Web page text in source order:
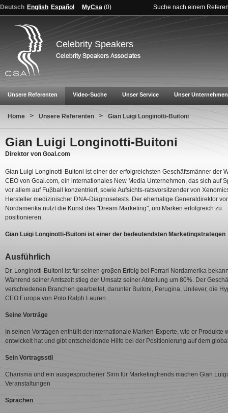
Deutsch English Español MyCsa (0) Suche nach einem
Celebrity Speakers
Unsere Referenten Video-Suche Unser Service Unser Unternehmen
Home > Unsere Referenten > Gian Luigi Longinotti-Buitoni
Gian Luigi Longinotti-Buitoni
Direktor von Goal.com
Gian Luigi Longinotti-Buitoni ist einer der erfolgreichsten Geschäftsmänner der
CEO von Goal.com, ein internationales New Media Unternehmen, das sich auf
vor allem auf Fuβball konzentriert, sowie Aufsichts-ratsvorsitzender von
Hersteller medizinischer DNA-Diagnosetests. Der ehemalige Generaldirektor
Nordamerika nutzt die Kunst des "Dream Marketing", um Marken erfolgreich zu
positionieren.
Gian Luigi Longinotti-Buitoni ist einer der bedeutendsten Marketingstrategen
Ausführlich
Dr. Longinotti-Buitoni ist für seinen groβen Erfolg bei Ferrari Nordamerika
Während seiner Amtszeit stieg der Umsatz seiner Abteilung um 80%. Der
verschiedenen Branchen gearbeitet, darunter Buitoni, Perugina, Unilever, die
CEO Europa von Polo Ralph Lauren.
Seine Vorträge
In seinen Vorträgen enthüllt der internationale Marken-Experte, wie er
entwickelt hat und gibt entscheidende Hilfe bei der Positionierung auf dem
Sein Vortragsstil
Charisma und ein ausgesprochener Sinn für Marketingtrends machen Gian
Veranstaltungen
Sprachen